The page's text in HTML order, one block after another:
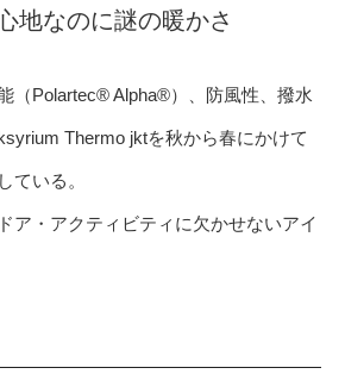
地なのに謎の暖かさ
（Polartec® Alpha®）、防風性、撥水
Thermo jktを秋から春にかけて
ている。
ア・アクティビティに欠かせないアイ